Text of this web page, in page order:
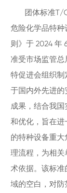
团体标准T/
危险化学品特
则》于 2024 年
准受市场监管
特促进会组织
于国内外先进
成果，结合我
和优化，旨在
的特种设备重
理流程，为相
术依据。该标
域的空白，对